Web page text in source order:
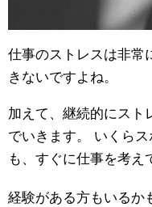
仕事のストレスは非常
きないですよね。
加えて、継続的にスト
でいきます。 いくら
も、すぐに仕事を考え
経験がある方もいるか